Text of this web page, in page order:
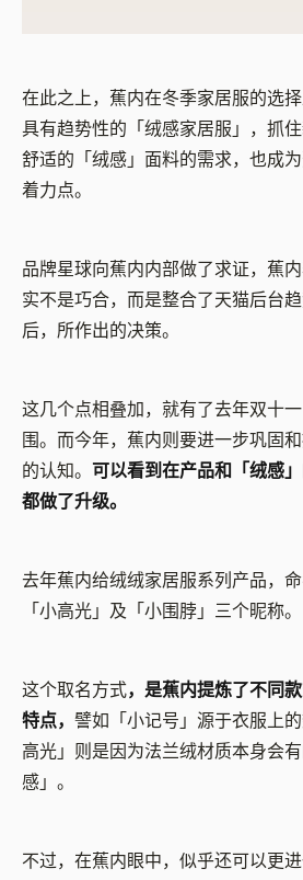
在此之上，蕉内在冬季家居服的选
具有趋势性的「绒感家居服」，抓
舒适的「绒感」面料的需求，也成
着力点。
品牌星球向蕉内内部做了求证，蕉
实不是巧合，而是整合了天猫后台
后，所作出的决策。
这几个点相叠加，就有了去年双十
围。而今年，蕉内则要进一步巩固和
的认知。 可以看到在产品和「绒感
都做了升级。
去年蕉内给绒绒家居服系列产品，命
「小高光」及「小围脖」三个昵称。
这个取名方式，是蕉内提炼了不同
特点， 譬如「小记号」源于衣服上
高光」则是因为法兰绒材质本身会
感」。
不过，在蕉内眼中，似乎还可以更进